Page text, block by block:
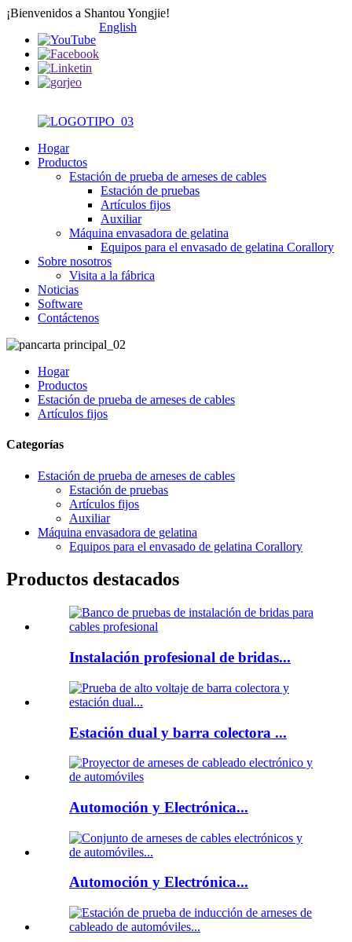
¡Bienvenidos a Shantou Yongjie!
English
Hogar
Productos
Estación de prueba de arneses de cables
Estación de pruebas
Artículos fijos
Auxiliar
Máquina envasadora de gelatina
Equipos para el envasado de gelatina Corallory
Sobre nosotros
Visita a la fábrica
Noticias
Software
Contáctenos
Hogar
Productos
Estación de prueba de arneses de cables
Artículos fijos
Categorías
Estación de prueba de arneses de cables
Estación de pruebas
Artículos fijos
Auxiliar
Máquina envasadora de gelatina
Equipos para el envasado de gelatina Corallory
Productos destacados
Instalación profesional de bridas...
Estación dual y barra colectora ...
Automoción y Electrónica...
Automoción y Electrónica...